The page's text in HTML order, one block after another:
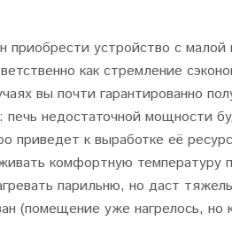
устройство с малой
как стремление
вы почти гарантированно
недостаточной мощности
приведет к выработке её
комфортную температуру
парильню, но даст
(помещение уже нагрелось, но